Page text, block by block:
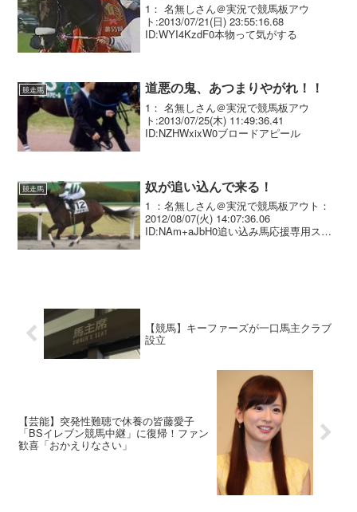
1： 名無しさん＠実況で競馬板アウ
ト:2013/07/21(日) 23:55:16.68
ID:WYI4KzdF0本物って気がする
競走馬 道悪の鬼、あつまりやがれ！！
1： 名無しさん＠実況で競馬板アウ
ト:2013/07/25(木) 11:49:36.41
ID:NZHWxixW0ブロードアピール
競走馬 奴が追い込んで来る！
1 ：名無しさん＠実況で競馬板アウト：
2012/08/07(火) 14:07:36.06
ID:NAm+aJbH0追い込み馬応援専用スレ2
【競馬】キーファーズが一口馬主クラブ
設立
【芸能】突発性難聴で休養の皆藤愛子
「BSイレブン競馬中継」に復帰！ファン
歓喜「おかえりなさい」